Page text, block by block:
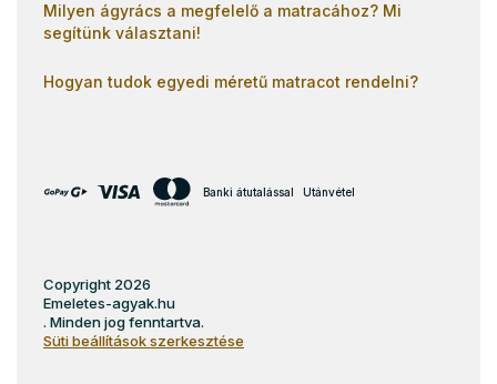
Milyen ágyrács a megfelelő a matracához? Mi
segítünk választani!
Hogyan tudok egyedi méretű matracot rendelni?
Banki átutalással Utánvétel
Copyright 2026
Emeletes-agyak.hu
. Minden jog fenntartva.
Süti beállítások szerkesztése